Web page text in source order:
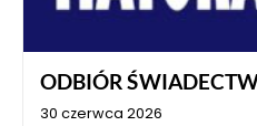
ODBIÓR
30 czerwca 2026